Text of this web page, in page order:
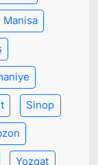
Manisa
Sinop
Yozgat